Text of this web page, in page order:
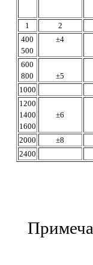
1 2
400
500
±4
600
800
±5
1000
1200
1400
1600
±6
2000 ±8
2400